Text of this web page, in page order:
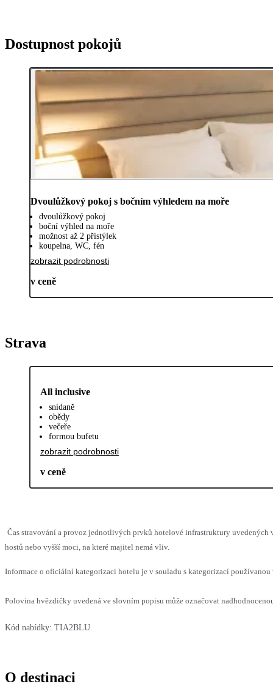
Dostupnost pokojů
Dvoulůžkový pokoj s bočním výhledem na moře
dvoulůžkový pokoj
boční výhled na moře
možnost až 2 přistýlek
koupelna, WC, fén
zobrazit podrobnosti
v ceně
Strava
All inclusive
snídaně
obědy
večeře
formou bufetu
zobrazit podrobnosti
v ceně
Čas stravování a provoz jednotlivých prvků hotelové infrastruktury uvedených
hostů nebo vyšší moci, na které majitel nemá vliv.
Informace o oficiální kategorizaci hotelu je v souladu s kategorizací
Polovina hvězdičky uvedená ve slovním popisu může označovat
Kód nabídky: TIA2BLU
O destinaci